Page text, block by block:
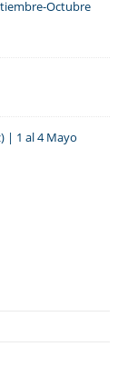
Octubre
| 1 al 4 Mayo